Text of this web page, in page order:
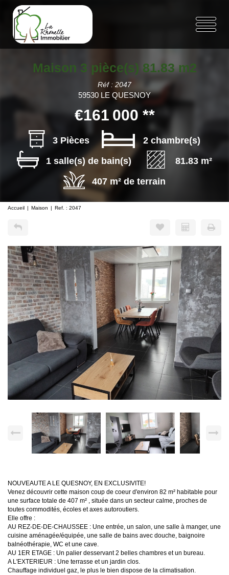
Maison 3 pièce(s) 81.83 m2
Réf : 2047
59530 LE QUESNOY
€161 000 **
3 Pièces
2 chambre(s)
1 salle(s) de bain(s)
81.83 m²
407 m² de terrain
Accueil Maison Ref. : 2047
NOUVEAUTE A LE QUESNOY, EN EXCLUSIVITE!
Venez découvrir cette maison coup de coeur d'environ 82 m² habitable pour
une surface totale de 407 m² , située dans un secteur calme, proches de
toutes commodités, écoles et axes autoroutiers.
Elle offre :
AU REZ-DE-DE-CHAUSSEE : Une entrée, un salon, une salle à manger, une
cuisine aménagée/équipée, une salle de bains avec douche, baignoire
balnéothérapie, WC et une cave.
AU 1ER ETAGE : Un palier desservant 2 belles chambres et un bureau.
A L'EXTERIEUR : Une terrasse et un jardin clos.
Chauffage individuel gaz, le plus le bien dispose de la climatisation.